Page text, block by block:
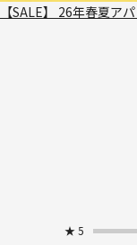
【SALE】 26年春夏ア
★ 5